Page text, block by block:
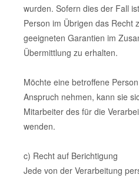
wurden. Sofern dies der Fall
Person im Übrigen das Recht
geeigneten Garantien im
Übermittlung zu erhalten.
Möchte eine betroffene
Anspruch nehmen, kann sie
Mitarbeiter des für die
wenden.
c) Recht auf Berichtigung
Jede von der Verarbeitung